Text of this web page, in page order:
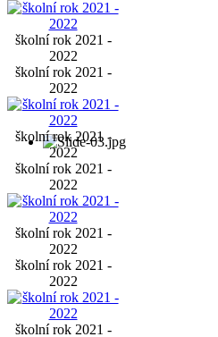
školní rok 2021 -
2022
školní rok 2021 -
2022
školní rok 2021 -
2022
školní rok 2021 -
2022
školní rok 2021 -
2022
školní rok 2021 -
2022
školní rok 2021 -